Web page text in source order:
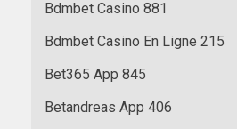
Bdmbet Casino 881
Bdmbet Casino En Ligne 215
Bet365 App 845
Betandreas App 406